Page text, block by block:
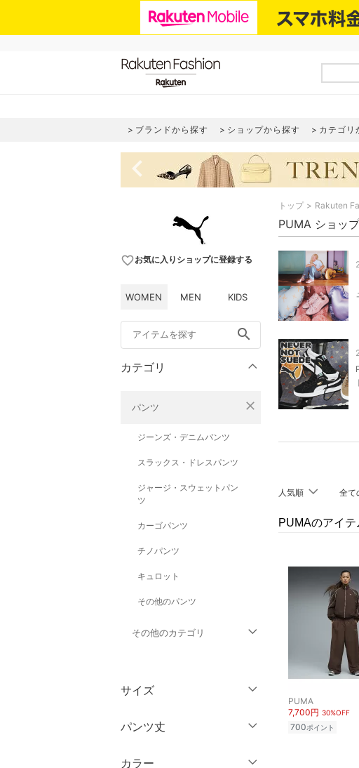
ブランドから探す ショップから探す カテゴリ
navigate_before
favorite_borderお気に入りショップに登録する
WOMEN MEN KIDS
search
カテゴリ
パンツ close
ジーンズ・デニムパンツ
スラックス・ドレスパンツ
ジャージ・スウェットパン
ツ
カーゴパンツ
チノパンツ
キュロット
その他のパンツ
その他のカテゴリ
ジャケット・アウター
ワンピース・ドレス
スカート
サイズ
ウェア（S/M/L）
パンツ丈
カラー
トップ Rakuten
PUMA ショッ
人気順 全て
PUMAのアイテ
PUMA
7,700円 30%OFF
700ポイント